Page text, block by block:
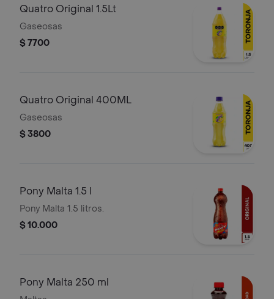
Quatro Original 1.5Lt
Gaseosas
$ 7700
Quatro Original 400ML
Gaseosas
$ 3800
Pony Malta 1.5 l
Pony Malta 1.5 litros.
$ 10.000
Pony Malta 250 ml